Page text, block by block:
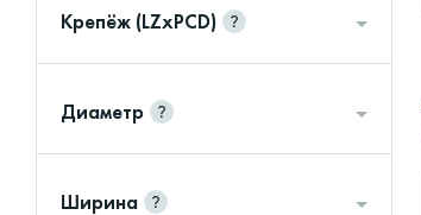
Крепёж (LZxPCD)
Диаметр
Ширина